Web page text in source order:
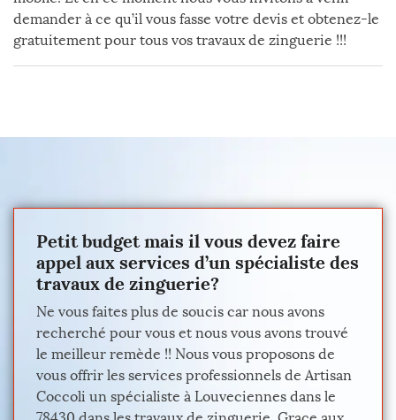
demander à ce qu’il vous fasse votre devis et obtenez-le
gratuitement pour tous vos travaux de zinguerie !!!
Petit budget mais il vous devez faire
appel aux services d’un spécialiste des
travaux de zinguerie?
Ne vous faites plus de soucis car nous avons
recherché pour vous et nous vous avons trouvé
le meilleur remède !! Nous vous proposons de
vous offrir les services professionnels de Artisan
Coccoli un spécialiste à Louveciennes dans le